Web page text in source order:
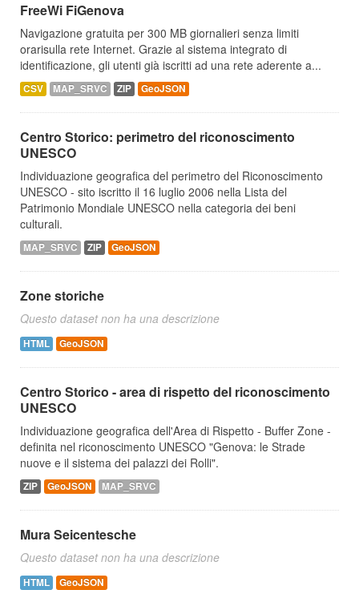
FreeWi FiGenova
Navigazione gratuita per 300 MB giornalieri senza limiti
orarisulla rete Internet. Grazie al sistema integrato di
identificazione, gli utenti già iscritti ad una rete aderente a...
CSV MAP_SRVC ZIP GeoJSON
Centro Storico: perimetro del riconoscimento
UNESCO
Individuazione geografica del perimetro del Riconoscimento
UNESCO - sito iscritto il 16 luglio 2006 nella Lista del
Patrimonio Mondiale UNESCO nella categoria dei beni
culturali.
MAP_SRVC ZIP GeoJSON
Zone storiche
Questo dataset non ha una descrizione
HTML GeoJSON
Centro Storico - area di rispetto del riconoscimento
UNESCO
Individuazione geografica dell'Area di Rispetto - Buffer Zone -
definita nel riconoscimento UNESCO "Genova: le Strade
nuove e il sistema dei palazzi dei Rolli".
ZIP GeoJSON MAP_SRVC
Mura Seicentesche
Questo dataset non ha una descrizione
HTML GeoJSON